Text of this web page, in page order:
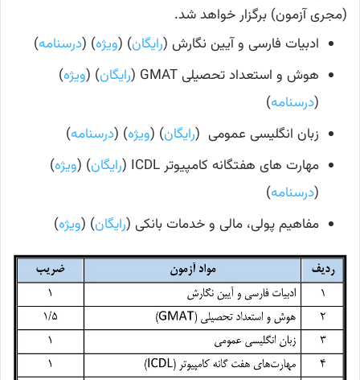
(مجری آزمون) برگزار خواهد شد.
ادبیات فارسی و آیین نگارش (رایگان) (ویژه) (درسنامه)
هوش و استعداد تحصیلی GMAT (
رایگان) (ویژه)
(درسنامه)
زبان انگلیسی عمومی (رایگان) (ویژه) (درسنامه)
مهارت های هفتگانه کامپیوتر ICDL (
رایگان) (ویژه)
(درسنامه)
مفاهیم پولی، مالی و خدمات بانکی (رایگان) (ویژه)